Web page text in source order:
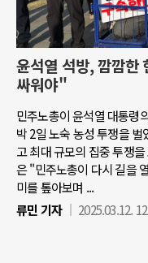
윤석열 석방, 깜깜한
싸워야"
민주노총이 윤석열 대통령
박 2일 노숙 농성 투쟁을
고 최대 규모의 집중 투쟁
은 "민주노총이 다시 길을
미를 톺아보며 ...
류민 기자
2025.03.12.